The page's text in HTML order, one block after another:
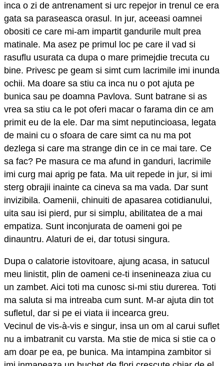
inca o zi de antrenament si urc repejor in trenul ce era
gata sa paraseasca orasul. In jur, aceeasi oamnei
obositi ce care mi-am impartit gandurile mult prea
matinale. Ma asez pe primul loc pe care il vad si
rasuflu usurata ca dupa o mare primejdie trecuta cu
bine. Privesc pe geam si simt cum lacrimile imi inunda
ochii. Ma doare sa stiu ca inca nu o pot ajuta pe
bunica sau pe doamna Pavlova. Sunt batrane si as
vrea sa stiu ca le pot oferi macar o farama din ce am
primit eu de la ele. Dar ma simt neputincioasa, legata
de maini cu o sfoara de care simt ca nu ma pot
dezlega si care ma strange din ce in ce mai tare. Ce
sa fac? Pe masura ce ma afund in ganduri, lacrimile
imi curg mai aprig pe fata. Ma uit repede in jur, si imi
sterg obrajii inainte ca cineva sa ma vada. Dar sunt
invizibila. Oamenii, chinuiti de apasarea cotidianului,
uita sau isi pierd, pur si simplu, abilitatea de a mai
empatiza. Sunt inconjurata de oameni goi pe
dinauntru. Alaturi de ei, dar totusi singura.
Dupa o calatorie istovitoare, ajung acasa, in satucul
meu linistit, plin de oameni ce-ti insenineaza ziua cu
un zambet. Aici toti ma cunosc si-mi stiu durerea. Toti
ma saluta si ma intreaba cum sunt. M-ar ajuta din tot
sufletul, dar si pe ei viata ii incearca greu.
Vecinul de vis-à-vis e singur, insa un om al carui suflet
nu a imbatranit cu varsta. Ma stie de mica si stie ca o
am doar pe ea, pe bunica. Ma intampina zambitor si